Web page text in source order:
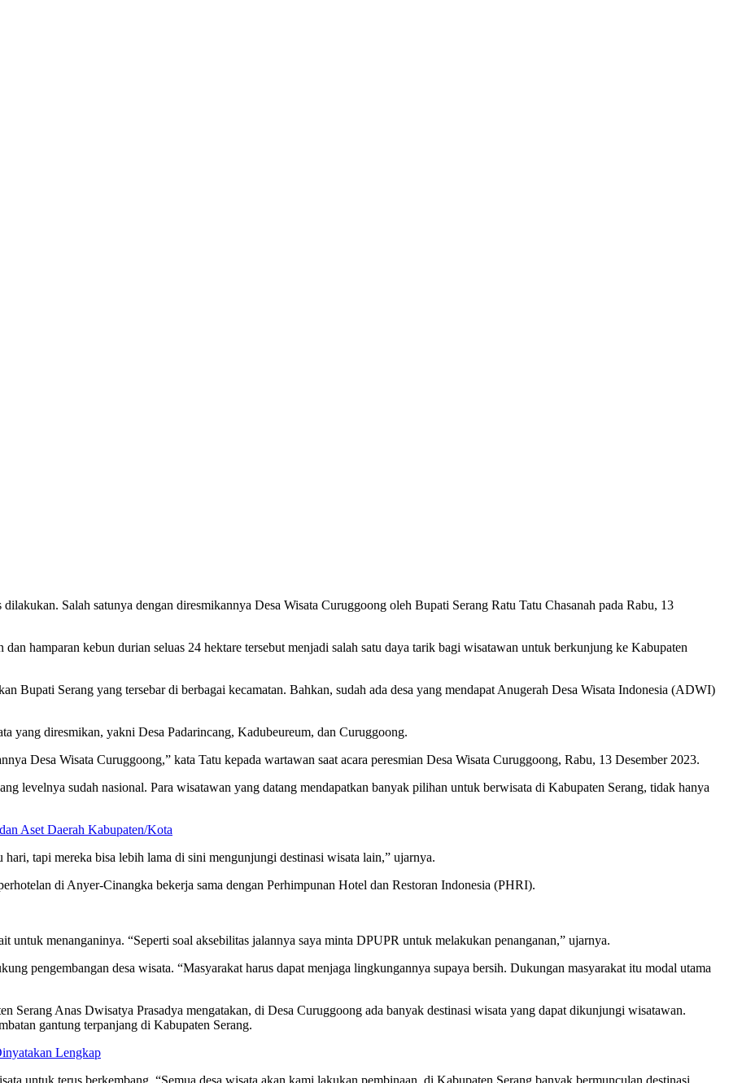
Salah satunya dengan diresmikannya Desa Wisata Curuggoong oleh Bupati Serang Ratu Tatu Chasanah pada Rabu, 13
hamparan kebun durian seluas 24 hektare tersebut menjadi salah satu daya tarik bagi wisatawan untuk berkunjung ke Kabupaten
Bupati Serang yang tersebar di berbagai kecamatan. Bahkan, sudah ada desa yang mendapat Anugerah Desa Wisata Indonesia (ADWI)
yang diresmikan, yakni Desa Padarincang, Kadubeureum, dan Curuggoong.
Desa Wisata Curuggoong,” kata Tatu kepada wartawan saat acara peresmian Desa Wisata Curuggoong, Rabu, 13 Desember 2023.
levelnya sudah nasional. Para wisatawan yang datang mendapatkan banyak pilihan untuk berwisata di Kabupaten Serang, tidak hanya
Aset Daerah Kabupaten/Kota
tapi mereka bisa lebih lama di sini mengunjungi destinasi wisata lain,” ujarnya.
di Anyer-Cinangka bekerja sama dengan Perhimpunan Hotel dan Restoran Indonesia (PHRI).
menanganinya. “Seperti soal aksebilitas jalannya saya minta DPUPR untuk melakukan penanganan,” ujarnya.
pengembangan desa wisata. “Masyarakat harus dapat menjaga lingkungannya supaya bersih. Dukungan masyarakat itu modal utama
Serang Anas Dwisatya Prasadya mengatakan, di Desa Curuggoong ada banyak destinasi wisata yang dapat dikunjungi wisatawan.
gantung terpanjang di Kabupaten Serang.
Lengkap
untuk terus berkembang. “Semua desa wisata akan kami lakukan pembinaan, di Kabupaten Serang banyak bermunculan destinasi